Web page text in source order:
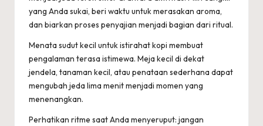
e
c
t
r
i
c
yang Anda sukai, beri waktu untuk merasakan aroma,
dan biarkan proses penyajian menjadi bagian dari ritual.
Menata sudut kecil untuk istirahat kopi membuat
pengalaman terasa istimewa. Meja kecil di dekat
jendela, tanaman kecil, atau penataan sederhana dapat
mengubah jeda lima menit menjadi momen yang
menenangkan.
Perhatikan ritme saat Anda menyeruput: jangan